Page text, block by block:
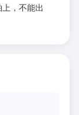
，不能出